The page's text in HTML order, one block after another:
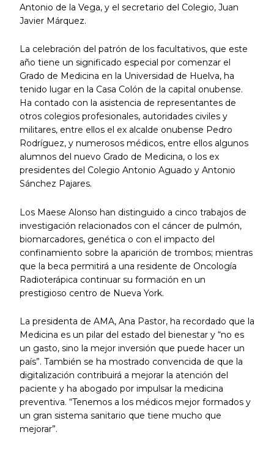
Antonio de la Vega, y el secretario del Colegio, Juan
Javier Márquez.
La celebración del patrón de los facultativos, que este
año tiene un significado especial por comenzar el
Grado de Medicina en la Universidad de Huelva, ha
tenido lugar en la Casa Colón de la capital onubense.
Ha contado con la asistencia de representantes de
otros colegios profesionales, autoridades civiles y
militares, entre ellos el ex alcalde onubense Pedro
Rodríguez, y numerosos médicos, entre ellos algunos
alumnos del nuevo Grado de Medicina, o los ex
presidentes del Colegio Antonio Aguado y Antonio
Sánchez Pajares.
Los Maese Alonso han distinguido a cinco trabajos de
investigación relacionados con el cáncer de pulmón,
biomarcadores, genética o con el impacto del
confinamiento sobre la aparición de trombos; mientras
que la beca permitirá a una residente de Oncología
Radioterápica continuar su formación en un
prestigioso centro de Nueva York.
La presidenta de AMA, Ana Pastor, ha recordado que la
Medicina es un pilar del estado del bienestar y “no es
un gasto, sino la mejor inversión que puede hacer un
país”. También se ha mostrado convencida de que la
digitalización contribuirá a mejorar la atención del
paciente y ha abogado por impulsar la medicina
preventiva. “Tenemos a los médicos mejor formados y
un gran sistema sanitario que tiene mucho que
mejorar”.